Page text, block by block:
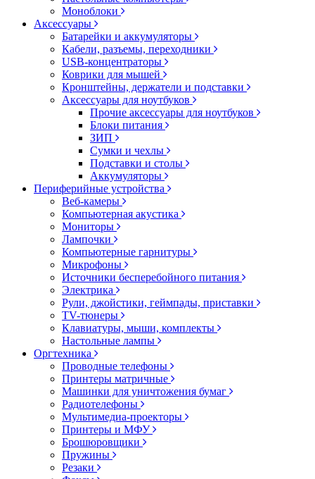
Моноблоки
Аксессуары
Батарейки и аккумуляторы
Кабели, разъемы, переходники
USB-концентраторы
Коврики для мышей
Кронштейны, держатели и подставки
Аксессуары для ноутбуков
Прочие аксессуары для ноутбуков
Блоки питания
ЗИП
Сумки и чехлы
Подставки и столы
Аккумуляторы
Периферийные устройства
Веб-камеры
Компьютерная акустика
Мониторы
Лампочки
Компьютерные гарнитуры
Микрофоны
Источники бесперебойного питания
Электрика
Рули, джойстики, геймпады, приставки
TV-тюнеры
Клавиатуры, мыши, комплекты
Настольные лампы
Оргтехника
Проводные телефоны
Принтеры матричные
Машинки для уничтожения бумаг
Радиотелефоны
Мультимедиа-проекторы
Принтеры и МФУ
Брошюровщики
Пружины
Резаки